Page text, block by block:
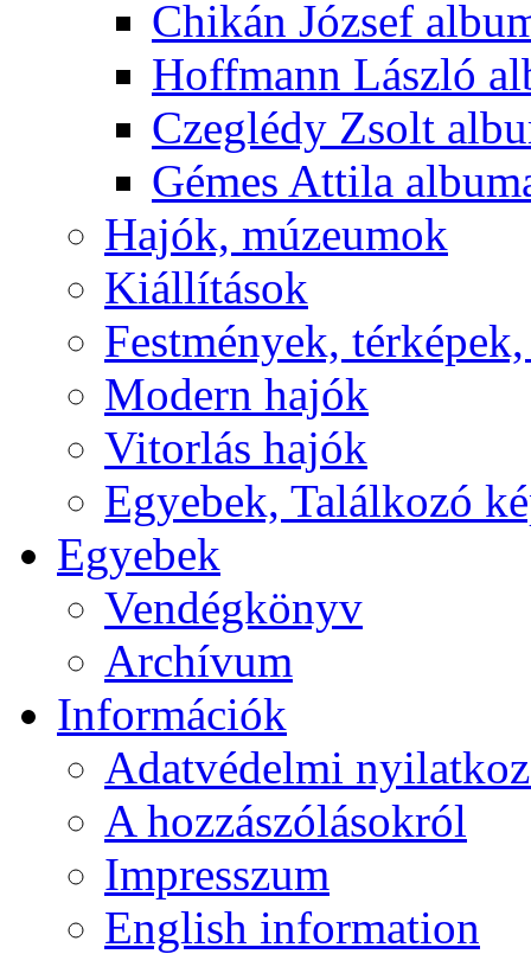
Chikán József
Hoffmann László
Czeglédy Zsolt
Gémes Attila
Hajók, múzeumok
Kiállítások
Festmények,
Modern hajók
Vitorlás hajók
Egyebek, Találkozó
Egyebek
Vendégkönyv
Archívum
Információk
Adatvédelmi
A hozzászólásokról
Impresszum
English information